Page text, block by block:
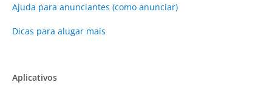
Ajuda para anunciantes (como anunciar)
Dicas para alugar mais
Aplicativos